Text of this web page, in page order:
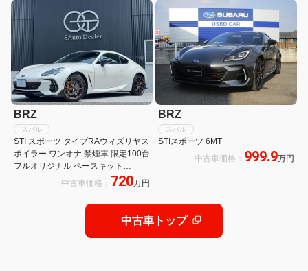
ヒーター ETC2.0 クルーズコントロ
ール
BRZ
スバル
STI スポーツ タイプRAウィズリヤス
ポイラー ワンオナ 禁煙車 限定100台
フルオリジナル ベースキット
STI(LEDライナー/ディフューザー)ナ
中古車価格： 720万円
BRZ
スバル
STIスポーツ 6MT
中古車価格： 999.9万円
中古車トップ